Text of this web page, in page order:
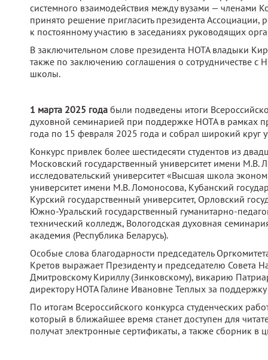
системного взаимодействия между вузами —
принято решение пригласить президента
к постоянному участию в заседаниях руководящих
В заключительном слове президента НОТА владыки
также по заключению соглашения о сотрудничестве
школы.
1 марта 2025 года были подведены итоги
духовной семинарией при поддержке НОТА в рамках
года по 15 февраля 2025 года и собрал широкий круг
Конкурс привлек более шестидесяти студентов из
Московский государственный университет имени М.В.
исследовательский университет «Высшая школа
университет имени М.В. Ломоносова, Кубанский
Курский государственный университет, Орловский
Южно-Уральский государственный гуманитарно-
технический колледж, Вологодская духовная
академия (Республика Беларусь).
Особые слова благодарности председатель
Кретов выражает Президенту и председателю Совета
Дмитровскому Кириллу (Зинковскому), викарию
директору НОТА Галине Ивановне Теплых за
По итогам Всероссийского конкурса студенческих
который в ближайшее время станет доступен для
получат электронные сертификаты, а также сборник в